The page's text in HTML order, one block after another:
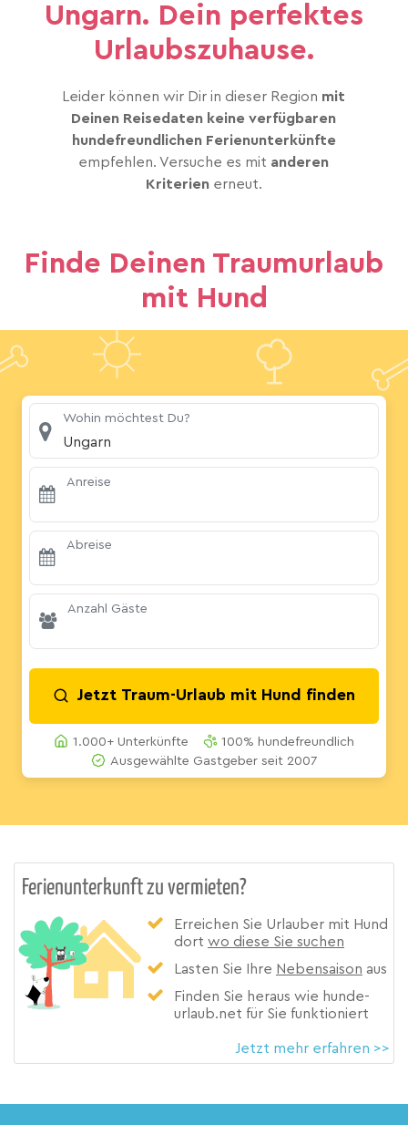
Ungarn. Dein perfektes
Urlaubszuhause.
Leider können wir Dir in dieser Region mit
Deinen Reisedaten keine verfügbaren
hundefreundlichen Ferienunterkünfte
empfehlen. Versuche es mit anderen
Kriterienerneut.
Finde Deinen Traumurlaub
mit Hund
Wohin möchtest Du?
Ungarn
Anreise
Abreise
Anzahl Gäste
Jetzt Traum-Urlaub mit Hund finden
1.000+ Unterkünfte
100% hundefreundlich
Ausgewählte Gastgeber seit 2007
Ferienunterkunft zu vermieten?
Erreichen Sie Urlauber mit Hund
dort wo diese Sie suchen
Lasten Sie Ihre Nebensaison aus
Finden Sie heraus wie hunde-
urlaub.net für Sie funktioniert
Jetzt mehr erfahren >>